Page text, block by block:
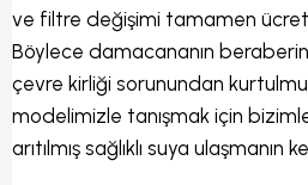
ve filtre değişimi tamamen
Böylece damacananın
çevre kirliği sorunundan
modelimizle tanışmak için
arıtılmış sağlıklı suya ulaşmanın